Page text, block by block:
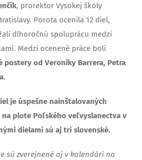
, prorektor Vysokej školy
Porota ocenila 12 diel,
dlhoročnú spoluprácu medzi
Medzi ocenené práce boli
postery od Veroniky Barrera, Petra
.
je úspešne nainštalovaných
na plote Poľského veľvyslanectva v
dielami sú aj tri slovenské.
sú zverejnené aj v kalendári na